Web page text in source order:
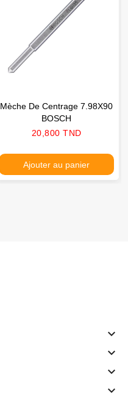
Mèche De Centrage 7.98X90
BOSCH
Prix
20,800 TND
Ajouter au panier



